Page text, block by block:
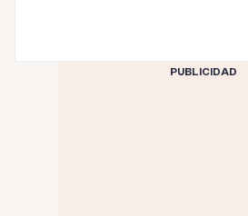
PUBLICIDAD